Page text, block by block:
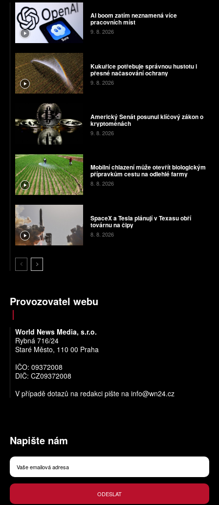
AI boom zatím neznamená více
pracovních míst
9. 8. 2026
Kukuřice potřebuje správnou hustotu i
přesné načasování ochrany
9. 8. 2026
Americký Senát posunul klíčový zákon o
kryptoměnách
9. 8. 2026
Mobilní chlazení může otevřít biologickým
přípravkům cestu na odlehlé farmy
8. 8. 2026
SpaceX a Tesla plánují v Texasu obří
továrnu na čipy
8. 8. 2026
Provozovatel webu
World News Media, s.r.o.
Rybná 716/24
Staré Město, 110 00 Praha
IČO: 09372008
DIČ: CZ09372008
V případě dotazů na redakci pište na info@wn24.cz
Napište nám
ODESLAT